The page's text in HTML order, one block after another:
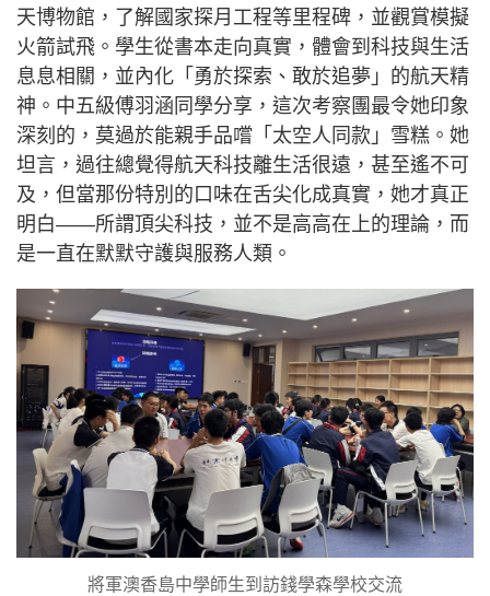
天博物館，了解國家探月工程等里程碑，並觀賞模擬
火箭試飛。學生從書本走向真實，體會到科技與生活
息息相關，並內化「勇於探索、敢於追夢」的航天精
神。中五級傅羽涵同學分享，這次考察團最令她印象
深刻的，莫過於能親手品嚐「太空人同款」雪糕。她
坦言，過往總覺得航天科技離生活很遠，甚至遙不可
及，但當那份特別的口味在舌尖化成真實，她才真正
明白——所謂頂尖科技，並不是高高在上的理論，而
是一直在默默守護與服務人類。
將軍澳香島中學師生到訪錢學森學校交流